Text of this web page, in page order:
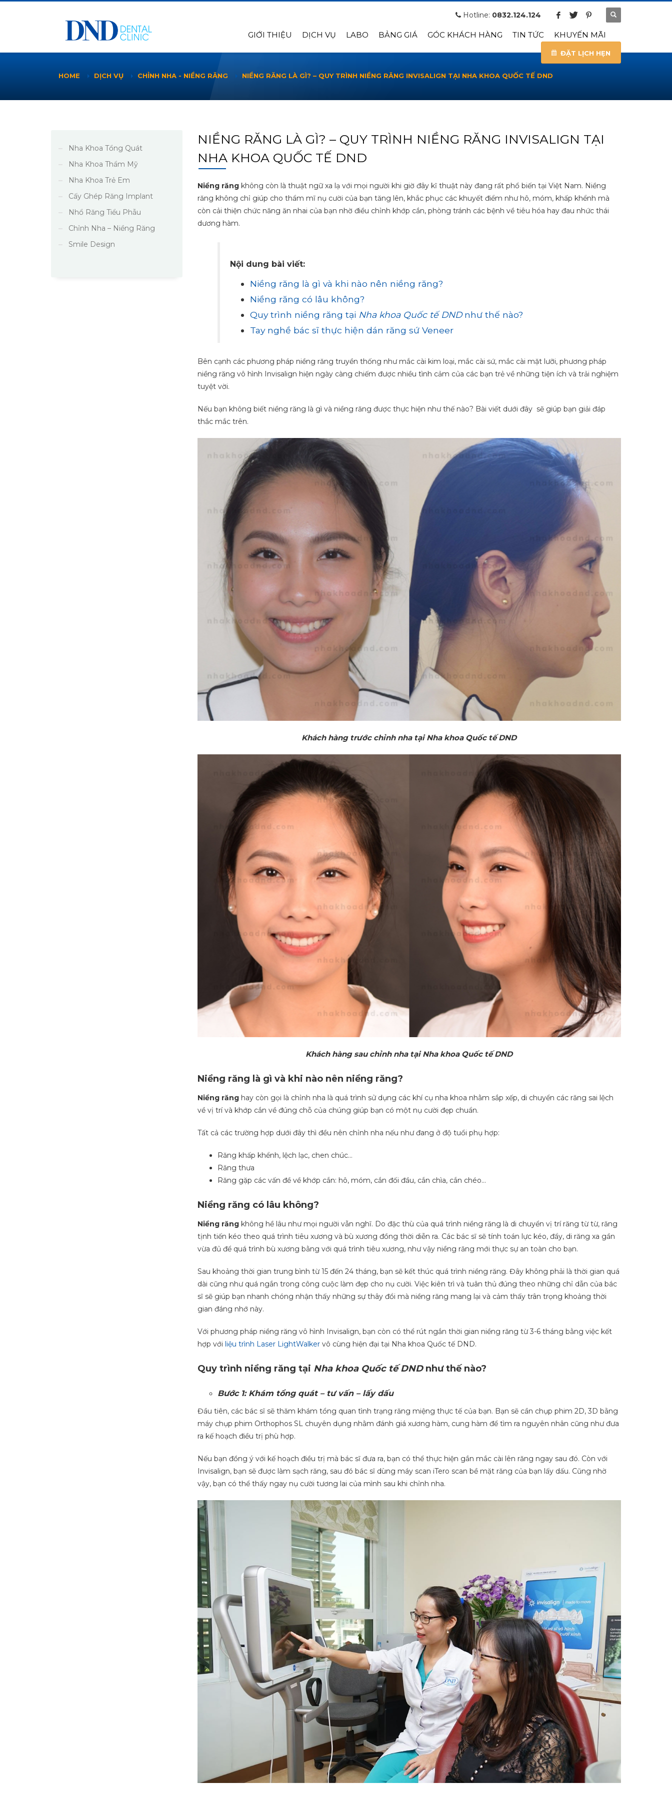
Hotline: 0832.124.124
GIỚI THIỆU DỊCH VỤ LABO BẢNG GIÁ GÓC KHÁCH HÀNG TIN TỨC KHUYẾN MÃI
ĐẶT LỊCH HẸN
HOME DỊCH VỤ CHỈNH NHA - NIỀNG RĂNG NIỀNG RĂNG LÀ GÌ? – QUY TRÌNH NIỀNG RĂNG INVISALIGN TẠI NHA KHOA QUỐC TẾ DND
NIỀNG RĂNG LÀ GÌ? – QUY TRÌNH NIỀNG RĂNG INVISALIGN TẠI
NHA KHOA QUỐC TẾ DND
Niềng răngkhông còn là thuật ngữ xa lạ với mọi người khi giờ đây kĩ thuật này đang rất phổ biến tại Việt Nam. Niềng
răng không chỉ giúp cho thẩm mĩ nụ cười của bạn tăng lên, khắc phục các khuyết điểm như hô, móm, khấp khểnh mà
còn cải thiện chức năng ăn nhai của bạn nhờ điều chỉnh khớp cắn, phòng tránh các bệnh về tiêu hóa hay đau nhức thái
dương hàm.
Nội dung bài viết:
Niềng răng là gì và khi nào nên niềng răng?
Niềng răng có lâu không?
Quy trình niềng răng tại Nha khoa Quốc tế DNDnhư thế nào?
Tay nghề bác sĩ thực hiện dán răng sứ Veneer
Bên cạnh các phương pháp niềng răng truyền thống như mắc cài kim loại, mắc cài sứ, mắc cài mặt lưỡi, phương pháp
niềng răng vô hình Invisalign hiện ngày càng chiếm được nhiều tình cảm của các bạn trẻ về những tiện ích và trải nghiệm
tuyệt vời.
Nếu bạn không biết niềng răng là gì và niềng răng được thực hiện như thế nào? Bài viết dưới đây sẽ giúp bạn giải đáp
thắc mắc trên.
Khách hàng trước chỉnh nha tại Nha khoa Quốc tế DND
Khách hàng sau chỉnh nha tại Nha khoa Quốc tế DND
Niềng răng là gì và khi nào nên niềng răng?
Niềng rănghay còn gọi là chỉnh nha là quá trình sử dụng các khí cụ nha khoa nhằm sắp xếp, di chuyển các răng sai lệch
về vị trí và khớp cắn về đúng chỗ của chúng giúp bạn có một nụ cười đẹp chuẩn.
Tất cả các trường hợp dưới đây thì đều nên chỉnh nha nếu như đang ở độ tuổi phụ hợp:
Răng khấp khểnh, lệch lạc, chen chúc…
Răng thưa
Răng gặp các vấn đề về khớp cắn: hô, móm, cắn đối đầu, cắn chìa, cắn chéo…
Niềng răng có lâu không?
Niềng răngkhông hề lâu như mọi người vẫn nghĩ. Do đặc thù của quá trình niềng răng là di chuyển vị trí răng từ từ, răng
tịnh tiến kéo theo quá trình tiêu xương và bù xương đồng thời diễn ra. Các bác sĩ sẽ tính toán lực kéo, đẩy, di răng xa gần
vừa đủ để quá trình bù xương bằng với quá trình tiêu xương, như vậy niềng răng mới thực sự an toàn cho bạn.
Sau khoảng thời gian trung bình từ 15 đến 24 tháng, bạn sẽ kết thúc quá trình niềng răng. Đây không phải là thời gian quá
dài cũng như quá ngắn trong công cuộc làm đẹp cho nụ cười. Việc kiên trì và tuân thủ đúng theo những chỉ dẫn của bác
sĩ sẽ giúp bạn nhanh chóng nhận thấy những sự thây đổi mà niềng răng mang lại và cảm thấy trân trọng khoảng thời
gian đáng nhớ này.
Với phương pháp niềng răng vô hình Invisalign, bạn còn có thể rút ngắn thời gian niềng răng từ 3-6 tháng bằng việc kết
hợp với liệu trình Laser LightWalkervô cùng hiện đại tại Nha khoa Quốc tế DND.
Quy trình niềng răng tại Nha khoa Quốc tế DND như thế nào?
Bước 1: Khám tổng quát – tư vấn – lấy dấu
Đầu tiên, các bác sĩ sẽ thăm khám tổng quan tình trạng răng miệng thực tế của bạn. Bạn sẽ cần chụp phim 2D, 3D bằng
máy chụp phim Orthophos SL chuyên dụng nhằm đánh giá xương hàm, cung hàm để tìm ra nguyên nhân cũng như đưa
ra kế hoạch điều trị phù hợp.
Nếu bạn đồng ý với kế hoạch điều trị mà bác sĩ đưa ra, bạn có thể thực hiện gắn mắc cài lên răng ngay sau đó. Còn với
Invisalign, bạn sẽ được làm sạch răng, sau đó bác sĩ dùng máy scan iTero scan bề mặt răng của bạn lấy dấu. Cũng nhờ
vậy, bạn có thể thấy ngay nụ cười tương lai của mình sau khi chỉnh nha.
Nha Khoa Tổng Quát
Nha Khoa Thẩm Mỹ
Nha Khoa Trẻ Em
Cấy Ghép Răng Implant
Nhổ Răng Tiểu Phẫu
Chỉnh Nha – Niềng Răng
Smile Design